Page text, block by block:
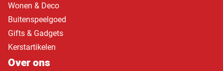
Wonen & Deco
Buitenspeelgoed
Gifts & Gadgets
Kerstartikelen
Over ons